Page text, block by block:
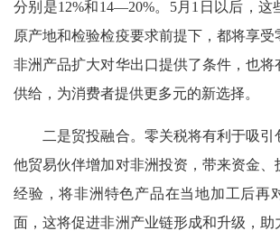
分别是12%和14—20%。5月1日以后，这
原产地和检验检疫要求前提下，都将享受
非洲产品扩大对华出口提供了条件，也将
供给，为消费者提供更多元的新选择。
二是贸投融合。零关税将有利于吸引
他贸易伙伴增加对非洲投资，带来资金、
经验，将非洲特色产品在当地加工后再
面，这将促进非洲产业链形成和升级，助